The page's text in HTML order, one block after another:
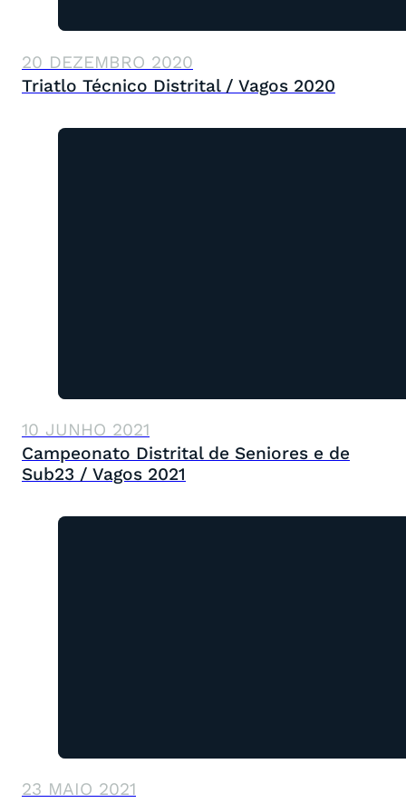
20 DEZEMBRO 2020
Triatlo Técnico Distrital / Vagos 2020
10 JUNHO 2021
Campeonato Distrital de Seniores e de
Sub23 / Vagos 2021
23 MAIO 2021